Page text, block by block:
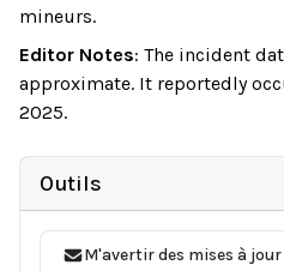
mineurs.
Editor Notes: The incident
approximate. It reportedly
2025.
Outils
M'avertir des mises à jour